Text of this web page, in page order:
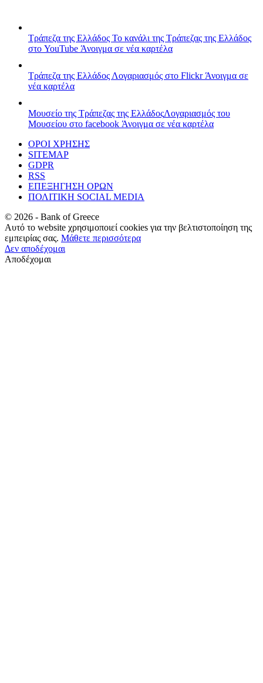
Τράπεζα της Ελλάδος Το κανάλι της Τράπεζας της Ελλάδος
στο YouTube Άνοιγμα σε νέα καρτέλα
Τράπεζα της Ελλάδος Λογαριασμός στο FlickrΆνοιγμα σε
νέα καρτέλα
Μουσείο της Τράπεζας της ΕλλάδοςΛογαριασμός του
Μουσείου στο facebook Άνοιγμα σε νέα καρτέλα
ΟΡΟΙ ΧΡΗΣΗΣ
SITEMAP
GDPR
RSS
ΕΠΕΞΗΓΗΣΗ ΟΡΩΝ
ΠΟΛΙΤΙΚΗ SOCIAL MEDIA
© 2026 - Bank of Greece
Αυτό το website χρησιμοποιεί cookies για την βελτιστοποίηση της
εμπειρίας σας. Μάθετε περισσότερα
Δεν αποδέχομαι
Αποδέχομαι